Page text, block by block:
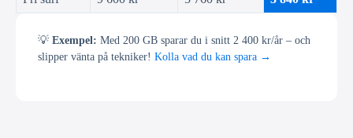
💡Exempel: Med 200 GB sparar du i snitt 2 400 kr/år – och
slipper vänta på tekniker! Kolla vad du kan spara →